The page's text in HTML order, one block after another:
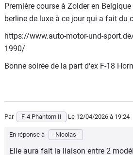
Première course à Zolder en
berline de luxe à ce jour qui a fait du
https://www.auto-motor-und-
1990/
Bonne soirée de la part d‘ex F-18
Par F-4 Phantom II Le 12/04/2026 à 19:24
En réponse à -Nicolas-
Elle aura fait la liaison entre 2